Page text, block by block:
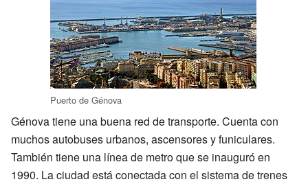
Puerto de Génova
Génova tiene una buena red de transporte. Cuenta con
muchos autobuses urbanos, ascensores y funiculares.
También tiene una línea de metro que se inauguró en
1990. La ciudad está conectada con el sistema de trenes